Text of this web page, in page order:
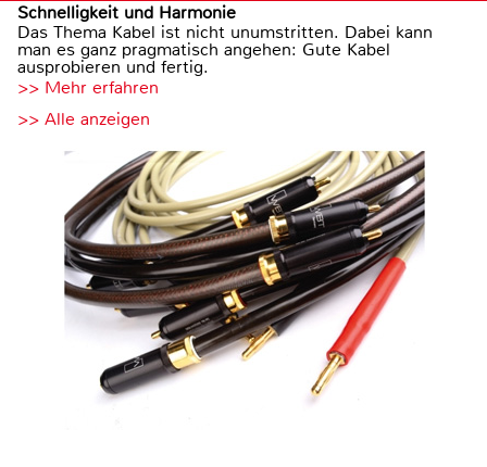
Schnelligkeit und Harmonie
Das Thema Kabel ist nicht unumstritten. Dabei kann
man es ganz pragmatisch angehen: Gute Kabel
ausprobieren und fertig.
>> Mehr erfahren
>> Alle anzeigen